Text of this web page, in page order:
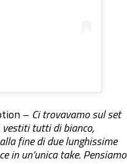
– Ci trovavamo sul set
vestiti tutti di bianco,
fine di due lunghissime
in un’unica take. Pensiamo